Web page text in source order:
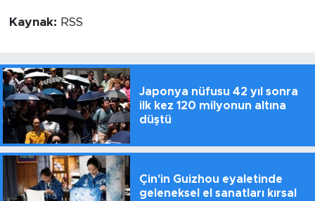
Kaynak: RSS
Japonya nüfusu 42 yıl sonra
ilk kez 120 milyonun altına
düştü
Çin'in Guizhou eyaletinde
geleneksel el sanatları kırsal